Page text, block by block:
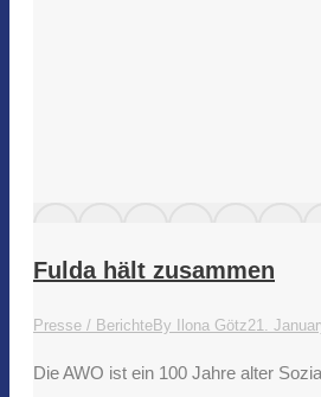
Fulda hält zusammen
Presse / BerichteBy Ilona Götz21.
Die AWO ist ein 100 Jahre alter